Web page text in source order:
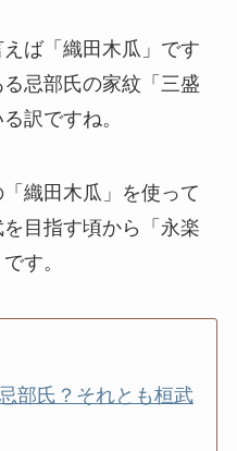
ば「織田木瓜」です
忌部氏の家紋「三盛
訳ですね。
織田木瓜」を使って
目指す頃から「永楽
す。
部氏？それとも桓武